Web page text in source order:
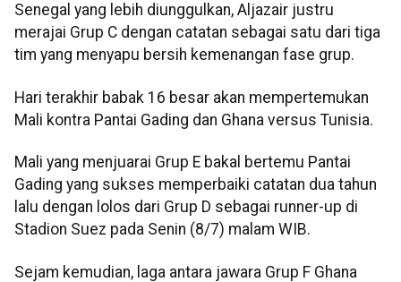
Senegal yang lebih diunggulkan, Aljazair justru
merajai Grup C dengan catatan sebagai satu dari tiga
tim yang menyapu bersih kemenangan fase grup.
Hari terakhir babak 16 besar akan mempertemukan
Mali kontra Pantai Gading dan Ghana versus Tunisia.
Mali yang menjuarai Grup E bakal bertemu Pantai
Gading yang sukses memperbaiki catatan dua tahun
lalu dengan lolos dari Grup D sebagai runner-up di
Stadion Suez pada Senin (8/7) malam WIB.
Sejam kemudian, laga antara jawara Grup F Ghana